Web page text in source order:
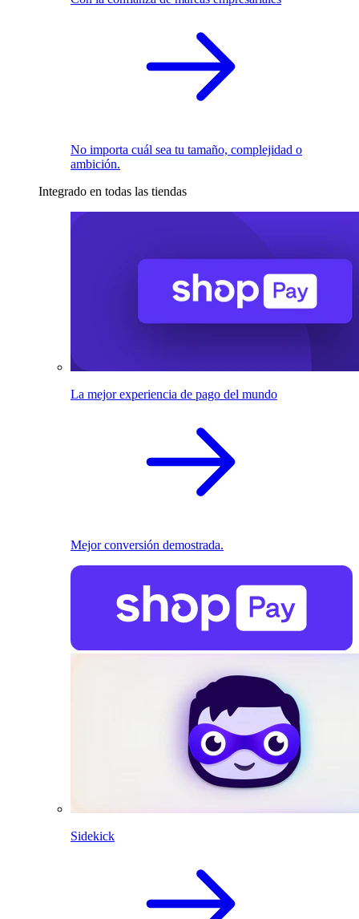
No importa cuál sea tu tamaño, complejidad o
ambición.
Integrado en todas las tiendas
La mejor experiencia de pago del mundo
Mejor conversión demostrada.
Sidekick